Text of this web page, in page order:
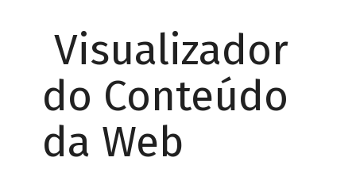
Visualizador
do Conteúdo
da Web